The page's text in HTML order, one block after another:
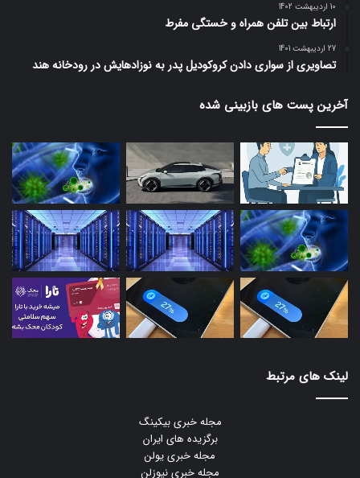
10 اردیبهشت 1402
ارتباط بین تلفن همراه و خستگی مفرط
27 اردیبهشت 1401
تصاویری از سواری دادن کروکودیل پدر به نوزادهایش در رودخانه هند
آخرین پست های بازبینی شده
لینک های مرتبط
مجله خبری بیکینگ
برگزیده های ایران
مجله خبری یولن
مجله خبری نیوزلن